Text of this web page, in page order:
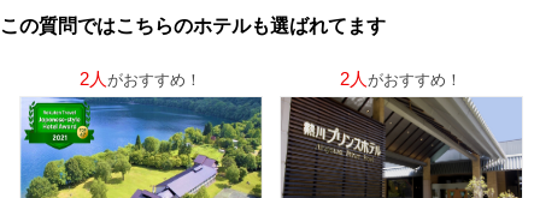
この質問ではこちらのホテルも選ばれてます
2人 がおすすめ！ 2人 がおすすめ！